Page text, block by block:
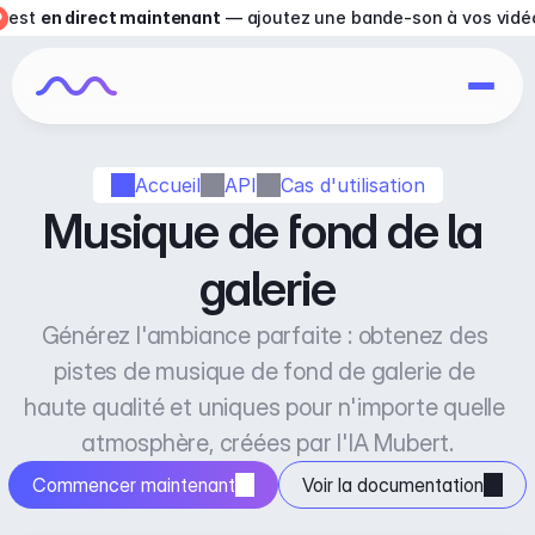
Accueil API Cas d'utilisation
Musique de fond de la
galerie
Générez l'ambiance parfaite : obtenez des
pistes de musique de fond de galerie de
haute qualité et uniques pour n'importe quelle
atmosphère, créées par l'IA Mubert.
Commencer maintenant Voir la documentation
est en direct maintenant — ajoutez une bande-son à vos